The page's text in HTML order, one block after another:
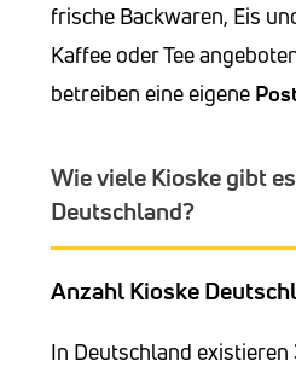
frische Backwaren, Eis
Kaffee oder Tee
betreiben eine eigene
Wie viele Kioske gibt
Deutschland?
Anzahl Kioske
In Deutschland existieren